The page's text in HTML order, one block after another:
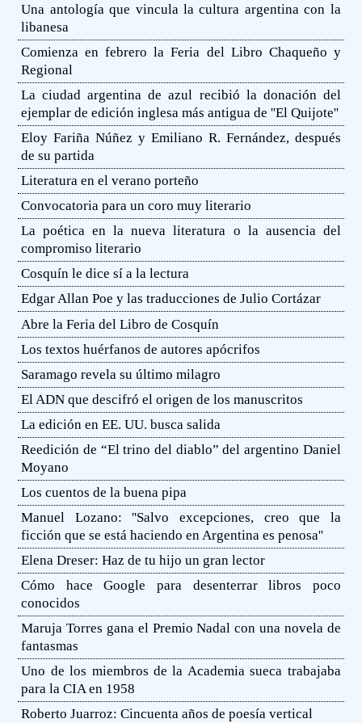
Una antología que vincula la cultura argentina con la
libanesa
Comienza en febrero la Feria del Libro Chaqueño y
Regional
La ciudad argentina de azul recibió la donación del
ejemplar de edición inglesa más antigua de ''El Quijote''
Eloy Fariña Núñez y Emiliano R. Fernández, después
de su partida
Literatura en el verano porteño
Convocatoria para un coro muy literario
La poética en la nueva literatura o la ausencia del
compromiso literario
Cosquín le dice sí a la lectura
Edgar Allan Poe y las traducciones de Julio Cortázar
Abre la Feria del Libro de Cosquín
Los textos huérfanos de autores apócrifos
Saramago revela su último milagro
El ADN que descifró el origen de los manuscritos
La edición en EE. UU. busca salida
Reedición de “El trino del diablo” del argentino Daniel
Moyano
Los cuentos de la buena pipa
Manuel Lozano: ''Salvo excepciones, creo que la
ficción que se está haciendo en Argentina es penosa''
Elena Dreser: Haz de tu hijo un gran lector
Cómo hace Google para desenterrar libros poco
conocidos
Maruja Torres gana el Premio Nadal con una novela de
fantasmas
Uno de los miembros de la Academia sueca trabajaba
para la CIA en 1958
Roberto Juarroz: Cincuenta años de poesía vertical